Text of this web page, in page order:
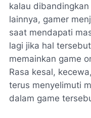
kalau
lainnya, gamer
saat mendapati
lagi jika hal
memainkan game
Rasa kesal,
terus menyelimuti
dalam game